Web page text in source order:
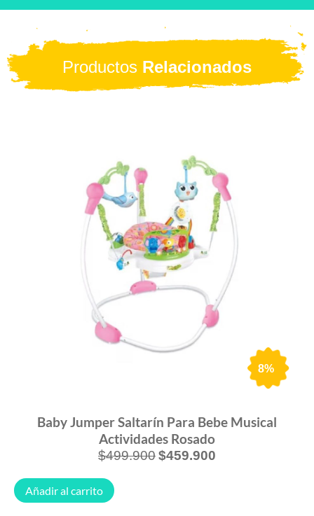
Productos Relacionados
Saltarín Para Bebe Musical
Actividades Rosado
459.900
carrito